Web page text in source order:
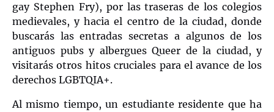
gay Stephen Fry), por las traseras de los colegios
medievales, y hacia el centro de la ciudad, donde
buscarás las entradas secretas a algunos de los
antiguos pubs y albergues Queer de la ciudad, y
visitarás otros hitos cruciales para el avance de los
derechos LGBTQIA+.
Al mismo tiempo, un estudiante residente que ha